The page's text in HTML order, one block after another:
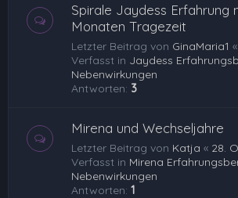
Spirale Jaydess Erfahrung
Monaten Tragezeit
Letzter Beitrag von GinaMaria1 «
Verfasst in Jaydess
Nebenwirkungen
Antworten: 3
Mirena und Wechseljahre
Letzter Beitrag von Katja « 28.
Verfasst in Mirena
Nebenwirkungen
Antworten: 1